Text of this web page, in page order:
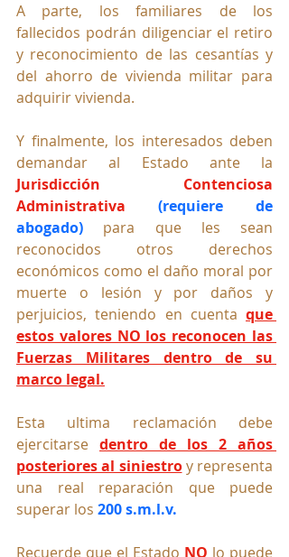
A parte, los familiares de los
fallecidos podrán diligenciar el retiro
y reconocimiento de las cesantías y
del ahorro de vivienda militar para
adquirir vivienda.
Y finalmente, los interesados deben
Jurisdicción Contenciosa
Administrativa (requiere de
abogado) para que les sean
reconocidos otros derechos
económicos como el daño moral por
muerte o lesión y por daños y
perjuicios, teniendo en cuenta que
estos valores NO los reconocen las
Fuerzas Militares dentro de su
marco legal.
Esta ultima reclamación debe
ejercitarse dentro de los 2 años
posteriores al siniestro y representa
una real reparación que puede
superar los 200 s.m.l.v.
Recuerde que el Estado NO lo puede